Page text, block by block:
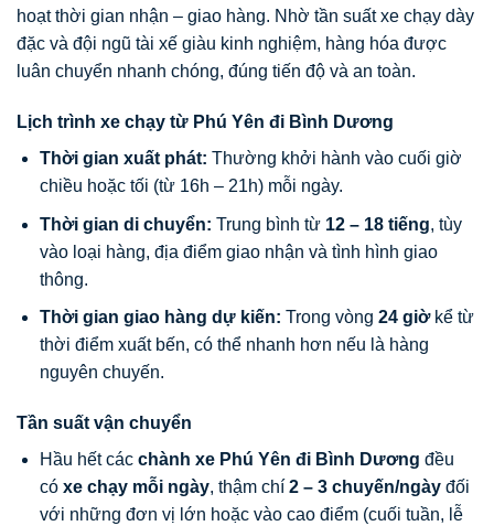
hoạt thời gian nhận – giao hàng. Nhờ tần suất xe chạy dày
đặc và đội ngũ tài xế giàu kinh nghiệm, hàng hóa được
luân chuyển nhanh chóng, đúng tiến độ và an toàn.
Lịch trình xe chạy từ Phú Yên đi Bình Dương
Thời gian xuất phát: Thường khởi hành vào cuối giờ
chiều hoặc tối (từ 16h – 21h) mỗi ngày.
Thời gian di chuyển: Trung bình từ 12 – 18 tiếng, tùy
vào loại hàng, địa điểm giao nhận và tình hình giao
thông.
Thời gian giao hàng dự kiến: Trong vòng 24 giờkể từ
thời điểm xuất bến, có thể nhanh hơn nếu là hàng
nguyên chuyến.
Tần suất vận chuyển
Hầu hết các chành xe Phú Yên đi Bình Dương đều
có xe chạy mỗi ngày, thậm chí 2 – 3 chuyến/ngàyđối
với những đơn vị lớn hoặc vào cao điểm (cuối tuần, lễ